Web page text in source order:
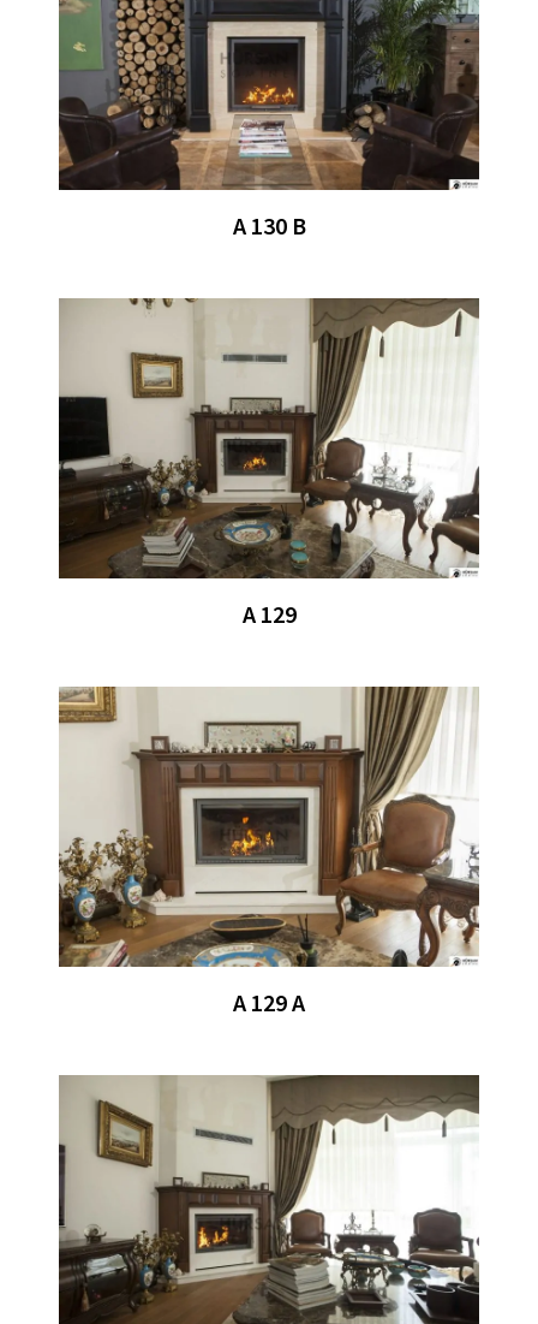
A 130 B
A 129
A 129 A